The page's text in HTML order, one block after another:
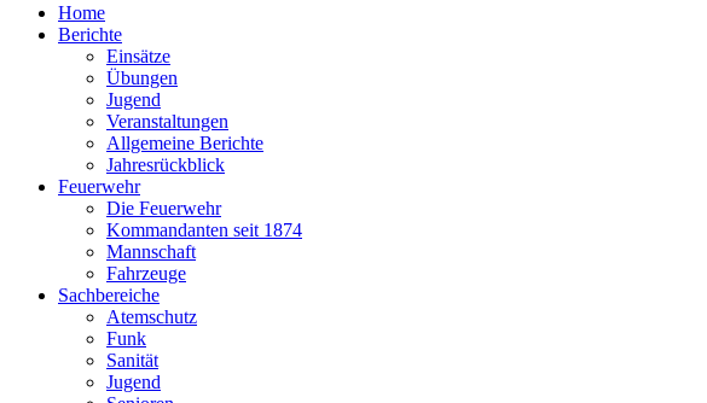
Home
Berichte
Einsätze
Übungen
Jugend
Veranstaltungen
Allgemeine Berichte
Jahresrückblick
Feuerwehr
Die Feuerwehr
Kommandanten seit 1874
Mannschaft
Fahrzeuge
Sachbereiche
Atemschutz
Funk
Sanität
Jugend